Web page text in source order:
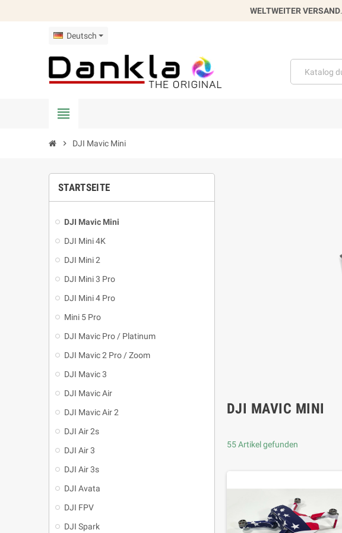
WELTWEITER VERSAND.
Deutsch
view_headline
chevron_right DJI Mavic Mini
STARTSEITE
DJI Mavic Mini
DJI Mini 4K
DJI Mini 2
DJI Mini 3 Pro
DJI Mini 4 Pro
Mini 5 Pro
DJI Mavic Pro / Platinum
DJI Mavic 2 Pro / Zoom
DJI Mavic 3
DJI Mavic Air
DJI Mavic Air 2
DJI Air 2s
DJI Air 3
DJI Air 3s
DJI Avata
DJI FPV
DJI Spark
DJI MAVIC MINI
55 Artikel gefunden